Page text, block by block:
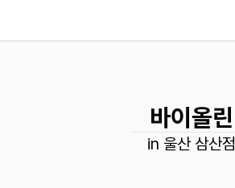
바이올린
in 울산 삼산점